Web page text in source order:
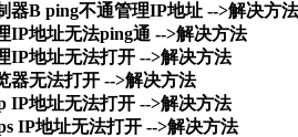
器B ping不通管理IP地址 -->解决方法
IP地址无法ping通 -->解决方法
IP地址无法打开 -->解决方法
器无法打开 -->解决方法
IP地址无法打开 -->解决方法
IP地址无法打开 -->解决方法